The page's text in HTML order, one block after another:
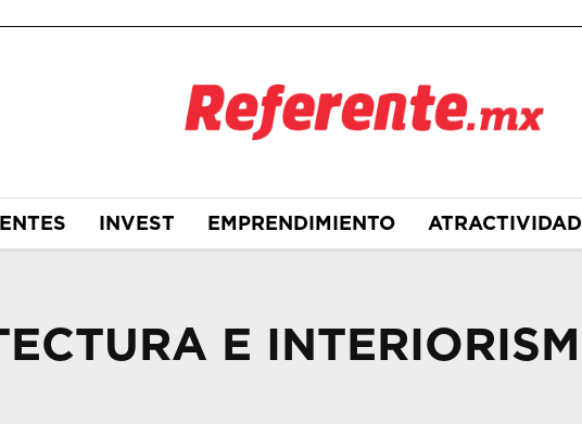
INVEST EMPRENDIMIENTO ATRACTIVIDAD
E